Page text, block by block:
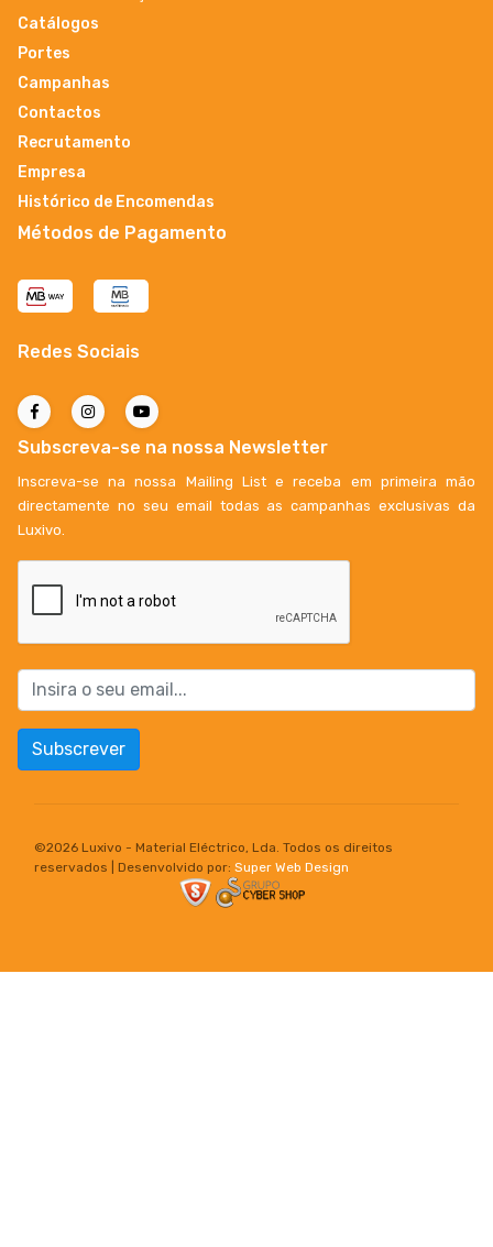
Catálogos
Portes
Campanhas
Contactos
Recrutamento
Empresa
Histórico de Encomendas
Métodos de Pagamento
Redes Sociais
Subscreva-se na nossa Newsletter
Inscreva-se na nossa Mailing List e receba em primeira mão
directamente no seu email todas as campanhas exclusivas da
Luxivo.
Subscrever
©2026 Luxivo - Material Eléctrico, Lda. Todos os direitos
reservados | Desenvolvido por: Super Web Design